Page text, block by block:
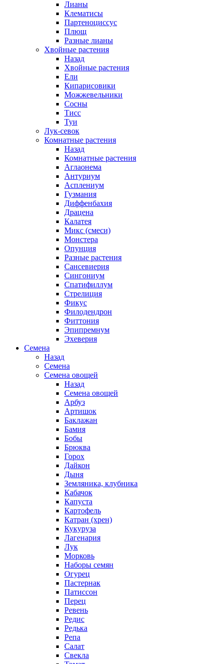
Лианы
Клематисы
Партеноциссус
Плющ
Разные лианы
Хвойные растения
Назад
Хвойные растения
Ели
Кипарисовики
Можжевельники
Сосны
Тисс
Туи
Лук-севок
Комнатные растения
Назад
Комнатные растения
Аглаонема
Антуриум
Асплениум
Гузмания
Диффенбахия
Драцена
Калатея
Микс (смеси)
Монстера
Опунция
Разные растения
Сансевиерия
Сингониум
Спатифиллум
Стрелиция
Фикус
Филодендрон
Фиттония
Эпипремнум
Эхеверия
Семена
Назад
Семена
Семена овощей
Назад
Семена овощей
Арбуз
Артишок
Баклажан
Бамия
Бобы
Брюква
Горох
Дайкон
Дыня
Земляника, клубника
Кабачок
Капуста
Картофель
Катран (хрен)
Кукуруза
Лагенария
Лук
Морковь
Наборы семян
Огурец
Пастернак
Патиссон
Перец
Ревень
Редис
Редька
Репа
Салат
Свекла